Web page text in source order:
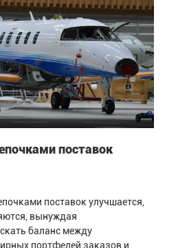
поставок
поставок улучшается,
вынуждая
баланс между
портфелей заказов и